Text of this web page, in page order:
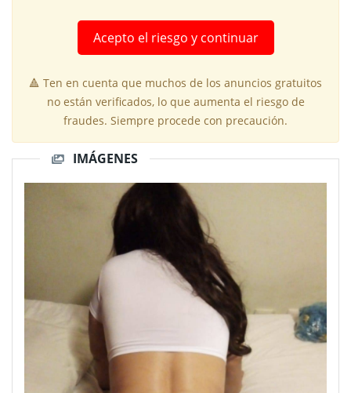
Acepto el riesgo y continuar
🔺 Ten en cuenta que muchos de los anuncios gratuitos
no están verificados, lo que aumenta el riesgo de
fraudes. Siempre procede con precaución.
IMÁGENES